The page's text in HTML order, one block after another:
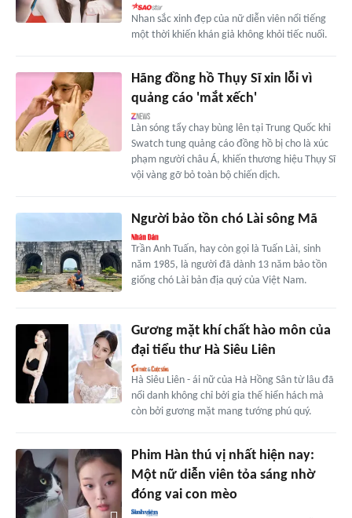
Nhan sắc xinh đẹp của nữ diễn viên nổi tiếng
một thời khiến khán giả không khỏi tiếc nuối.
Hãng đồng hồ Thụy Sĩ xin lỗi vì
quảng cáo 'mắt xếch'
Làn sóng tẩy chay bùng lên tại Trung Quốc khi
Swatch tung quảng cáo đồng hồ bị cho là xúc
phạm người châu Á, khiến thương hiệu Thụy Sĩ
vội vàng gỡ bỏ toàn bộ chiến dịch.
Người bảo tồn chó Lài sông Mã
Trần Anh Tuấn, hay còn gọi là Tuấn Lài, sinh
năm 1985, là người đã dành 13 năm bảo tồn
giống chó Lài bản địa quý của Việt Nam.
Gương mặt khí chất hào môn của
đại tiểu thư Hà Siêu Liên
Hà Siêu Liên - ái nữ của Hà Hồng Sân từ lâu đã
nổi danh không chỉ bởi gia thế hiển hách mà
còn bởi gương mặt mang tướng phú quý.
Phim Hàn thú vị nhất hiện nay:
Một nữ diễn viên tỏa sáng nhờ
đóng vai con mèo